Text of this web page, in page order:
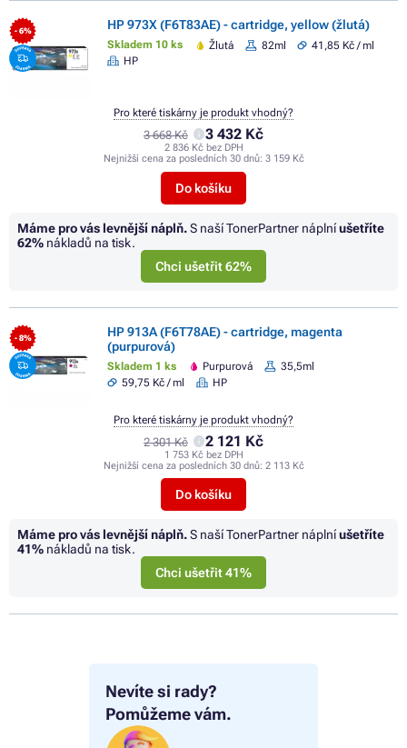
Nevíte si rady?
Pomůžeme vám.
- 6% HP 973X (F6T83AE) - cartridge, yellow (žlutá)
Skladem 10 ks Žlutá 82ml
41,85 Kč / ml
HP
3 668 Kč 3 432 Kč
2 836 Kč bez DPH
Nejnižší cena za posledních 30 dnů: 3 159 Kč
Do košíku
Pro které tiskárny je produkt vhodný?
Máme pro vás levnější náplň.S naší TonerPartner náplníušetříte
62% nákladů na tisk.
Chci ušetřit 62%
- 8%
HP 913A (F6T78AE) - cartridge, magenta
(purpurová)
Skladem 1 ks Purpurová
35,5ml
59,75 Kč / ml
HP
2 301 Kč 2 121 Kč
1 753 Kč bez DPH
Nejnižší cena za posledních 30 dnů: 2 113 Kč
Do košíku
Pro které tiskárny je produkt vhodný?
Máme pro vás levnější náplň.S naší TonerPartner náplníušetříte
41% nákladů na tisk.
Chci ušetřit 41%